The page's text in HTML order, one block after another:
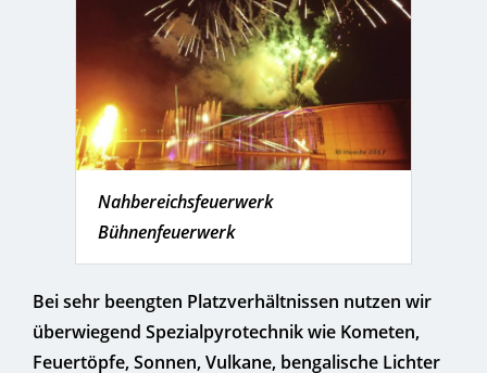
Nahbereichsfeuerwerk
Bühnenfeuerwerk
Bei sehr beengten Platzverhältnissen nutzen wir
überwiegend Spezialpyrotechnik wie Kometen,
Feuertöpfe, Sonnen, Vulkane, bengalische Lichter